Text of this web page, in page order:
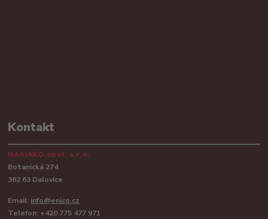
Kontakt
NASIAKO spol. s.r.o.
Botanická 274
362 63 Dalovice
Email: info@enico.cz
Telefon: +420 775 477 971